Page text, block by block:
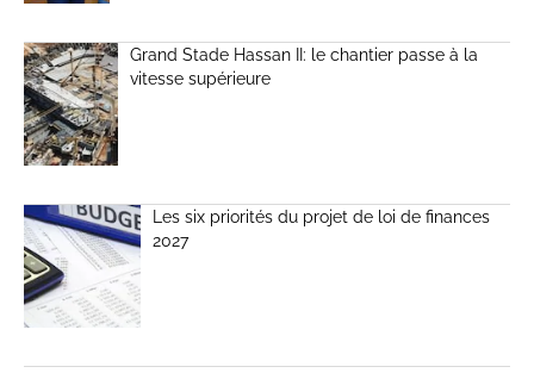
Grand Stade Hassan II: le chantier passe à la
vitesse supérieure
Les six priorités du projet de loi de finances
2027